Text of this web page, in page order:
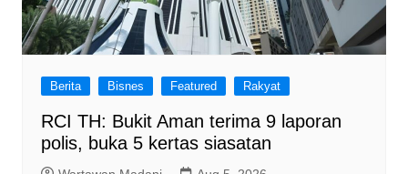
Berita Bisnes Featured Rakyat
RCI TH: Bukit Aman terima 9 laporan
polis, buka 5 kertas siasatan